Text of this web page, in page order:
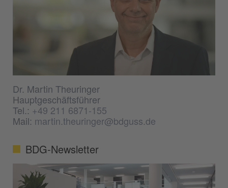
Dr. Martin Theuringer
Hauptgeschäftsführer
Tel.: +49 211 6871-155
Mail: martin.theuringer@bdguss.de
BDG-Newsletter